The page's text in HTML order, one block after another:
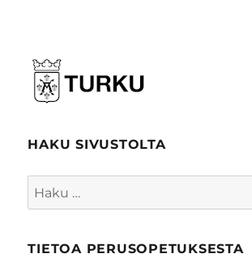
HAKU SIVUSTOLTA
Etsi:
TIETOA PERUSOPETUKSESTA